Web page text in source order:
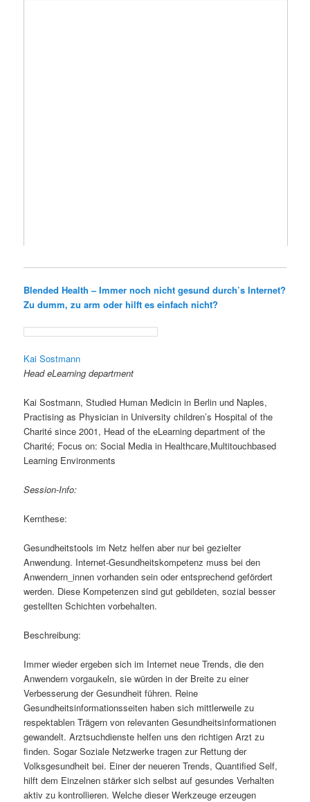
Blended Health – Immer noch nicht gesund durch’s Internet?
Zu dumm, zu arm oder hilft es einfach nicht?
Kai Sostmann
Head eLearning department
Kai Sostmann, Studied Human Medicin in Berlin und Naples,
Practising as Physician in University children’s Hospital of the
Charité since 2001, Head of the eLearning department of the
Charité; Focus on: Social Media in Healthcare,Multitouchbased
Learning Environments
Session-Info:
Kernthese:
Gesundheitstools im Netz helfen aber nur bei gezielter
Anwendung. Internet-Gesundheitskompetenz muss bei den
Anwendern_innen vorhanden sein oder entsprechend gefördert
werden. Diese Kompetenzen sind gut gebildeten, sozial besser
gestellten Schichten vorbehalten.
Beschreibung:
Immer wieder ergeben sich im Internet neue Trends, die den
Anwendern vorgaukeln, sie würden in der Breite zu einer
Verbesserung der Gesundheit führen. Reine
Gesundheitsinformationsseiten haben sich mittlerweile zu
respektablen Trägern von relevanten Gesundheitsinformationen
gewandelt. Arztsuchdienste helfen uns den richtigen Arzt zu
finden. Sogar Soziale Netzwerke tragen zur Rettung der
Volksgesundheit bei. Einer der neueren Trends, Quantified Self,
hilft dem Einzelnen stärker sich selbst auf gesundes Verhalten
aktiv zu kontrollieren. Welche dieser Werkzeuge erzeugen